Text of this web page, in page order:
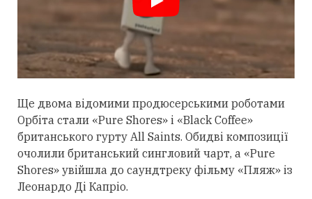
Ще двома відомими продюсерськими роботами
Орбіта стали «Pure Shores» і «Black Coffee»
британського гурту All Saints. Обидві композиції
очолили британський сингловий чарт, а «Pure
Shores» увійшла до саундтреку фільму «Пляж» із
Леонардо Ді Капріо.